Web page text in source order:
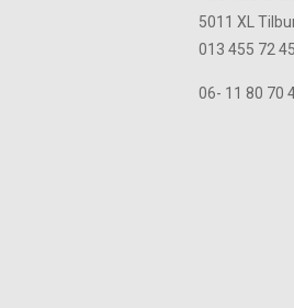
5011 XL
013 455 72 45
06- 11 80 70